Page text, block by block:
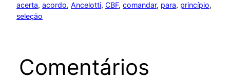
acerta, acordo, Ancelotti, CBF, comandar, para, princípio
seleção
Comentários